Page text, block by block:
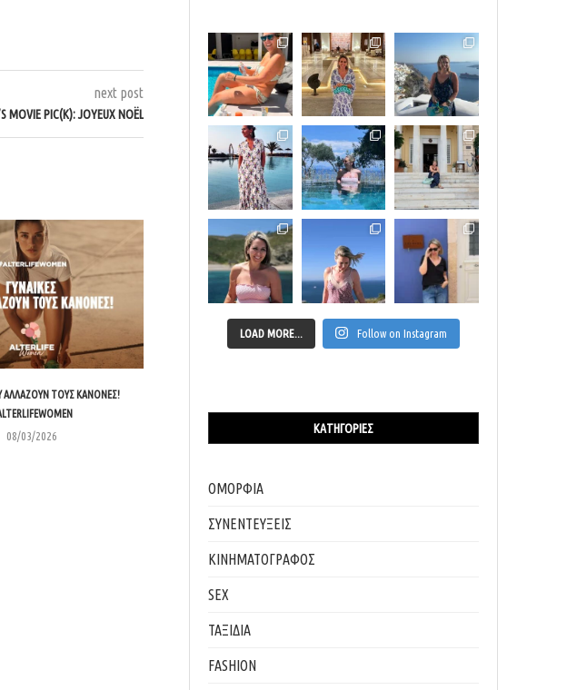
next post
MOVIE PIC(K): JOYEUX NOËL
ΑΛΛΆΖΟΥΝ ΤΟΥΣ ΚΑΝΌΝΕΣ!
08/03/2026
13/02/2026
LOAD MORE... Follow on Instagram
ΚΑΤΗΓΟΡΊΕΣ
ΟΜΟΡΦΙΑ
ΣΥΝΕΝΤΕΥΞΕΙΣ
ΚΙΝΗΜΑΤΟΓΡΑΦΟΣ
SEX
ΤΑΞΙΔΙΑ
FASHION